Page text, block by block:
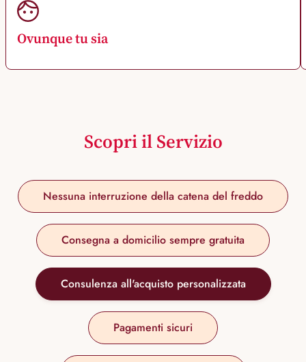
Ovunque tu sia
Scopri il Servizio
Nessuna interruzione della catena del freddo
Consegna a domicilio sempre gratuita
Consulenza all'acquisto personalizzata
Pagamenti sicuri